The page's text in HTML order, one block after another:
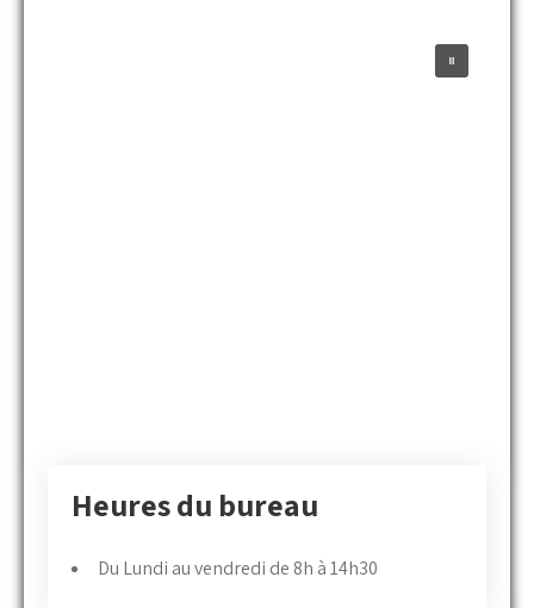
Heures du bureau
Du Lundi au vendredi de 8h à 14h30